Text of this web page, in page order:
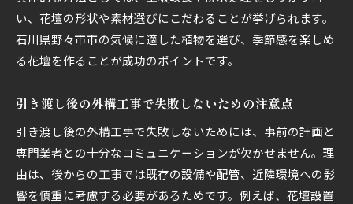
い、花壇の形状や素材選びにこだわることが挙げられます。
石川県野々市市の気候に適した植物を選び、季節感を楽しめ
る花壇を作ることが成功のポイントです。
引き渡し後の外構工事で失敗しないための注意点
引き渡し後の外構工事で失敗しないためには、事前の計画と
専門業者との十分なコミュニケーションが欠かせません。理
由は、後からの工事では既存の設備や配管、近隣環境への影
響を慎重に考慮する必要があるためです。例えば、花壇設置